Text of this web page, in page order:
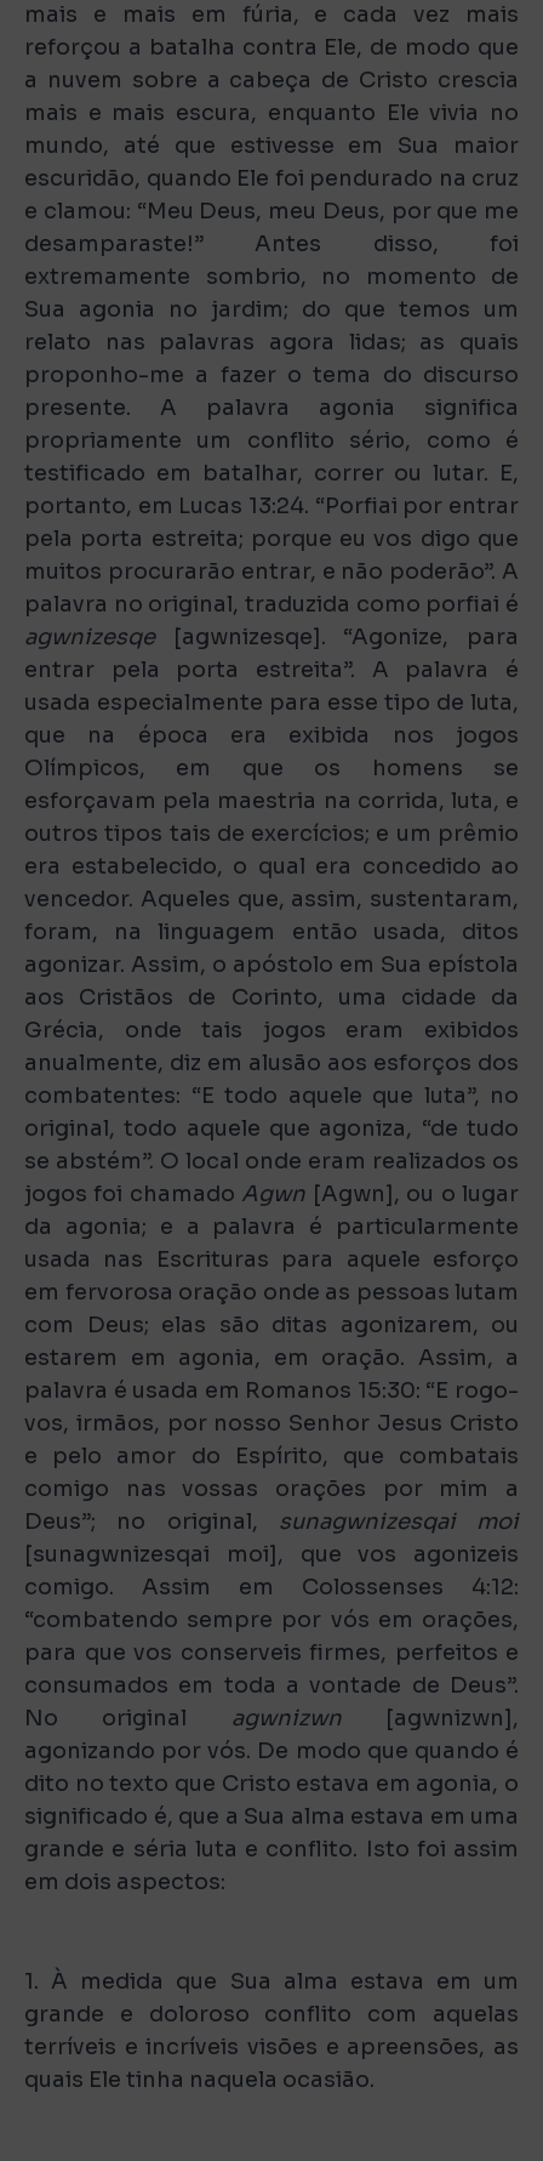
mais e mais em fúria, e cada vez mais
reforçou a batalha contra Ele, de modo que
a nuvem sobre a cabeça de Cristo crescia
mais e mais escura, enquanto Ele vivia no
mundo, até que estivesse em Sua maior
escuridão, quando Ele foi pendurado na cruz
e clamou: “Meu Deus, meu Deus, por que me
desamparaste!” Antes disso, foi
extremamente sombrio, no momento de
Sua agonia no jardim; do que temos um
relato nas palavras agora lidas; as quais
proponho-me a fazer o tema do discurso
presente. A palavra agonia significa
propriamente um conflito sério, como é
testificado em batalhar, correr ou lutar. E,
portanto, em Lucas 13:24. “Porfiai por entrar
pela porta estreita; porque eu vos digo que
muitos procurarão entrar, e não poderão”. A
palavra no original, traduzida como porfiai é
agwnizesqe[agwnizesqe]. “Agonize, para
entrar pela porta estreita”. A palavra é
usada especialmente para esse tipo de luta,
que na época era exibida nos jogos
Olímpicos, em que os homens se
esforçavam pela maestria na corrida, luta, e
outros tipos tais de exercícios; e um prêmio
era estabelecido, o qual era concedido ao
vencedor. Aqueles que, assim, sustentaram,
foram, na linguagem então usada, ditos
agonizar. Assim, o apóstolo em Sua epístola
aos Cristãos de Corinto, uma cidade da
Grécia, onde tais jogos eram exibidos
anualmente, diz em alusão aos esforços dos
combatentes: “E todo aquele que luta”, no
original, todo aquele que agoniza, “de tudo
se abstém”. O local onde eram realizados os
jogos foi chamado Agwn [Agwn], ou o lugar
da agonia; e a palavra é particularmente
usada nas Escrituras para aquele esforço
em fervorosa oração onde as pessoas lutam
com Deus; elas são ditas agonizarem, ou
estarem em agonia, em oração. Assim, a
palavra é usada em Romanos 15:30: “E rogo-
vos, irmãos, por nosso Senhor Jesus Cristo
e pelo amor do Espírito, que combatais
comigo nas vossas orações por mim a
Deus”; no original, sunagwnizesqai
moi
[sunagwnizesqai moi], que vos agonizeis
comigo. Assim em Colossenses 4:12:
“combatendo sempre por vós em orações,
para que vos conserveis firmes, perfeitos e
consumados em toda a vontade de Deus”.
No original agwnizwn[agwnizwn],
agonizando por vós. De modo que quando é
dito no texto que Cristo estava em agonia, o
significado é, que a Sua alma estava em uma
grande e séria luta e conflito. Isto foi assim
em dois aspectos:
1. À medida que Sua alma estava em um
grande e doloroso conflito com aquelas
terríveis e incríveis visões e apreensões, as
quais Ele tinha naquela ocasião.